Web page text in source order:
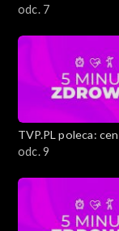
Kuchnia
Zapytaj
Medycyna
ciekawostki
odc. 7
TVP.PL poleca:
ciekawostki
odc. 9